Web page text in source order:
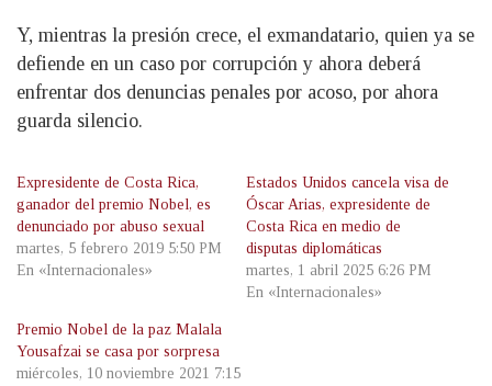
Y, mientras la presión crece, el exmandatario, quien ya se
defiende en un caso por corrupción y ahora deberá
enfrentar dos denuncias penales por acoso, por ahora
guarda silencio.
Expresidente de Costa Rica,
ganador del premio Nobel, es
denunciado por abuso sexual
martes, 5 febrero 2019 5:50 PM
En «Internacionales»
Estados Unidos cancela visa de
Óscar Arias, expresidente de
Costa Rica en medio de
disputas diplomáticas
martes, 1 abril 2025 6:26 PM
En «Internacionales»
Premio Nobel de la paz Malala
Yousafzai se casa por sorpresa
miércoles, 10 noviembre 2021 7:15